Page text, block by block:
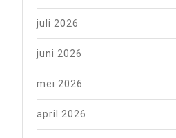
juli 2026
juni 2026
mei 2026
april 2026